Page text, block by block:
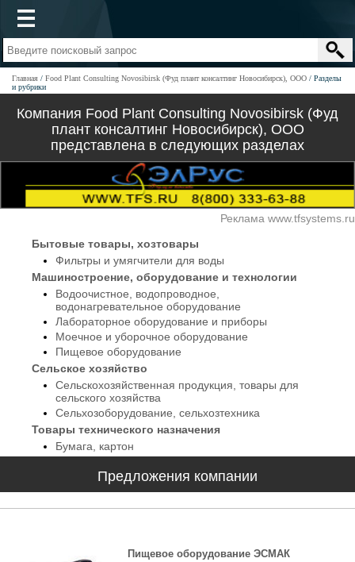
Главная Food Plant Consulting Novosibirsk (Фуд плант консалтинг Новосибирск), ООО
Разделы
и рубрики
Компания Food Plant Consulting Novosibirsk (Фуд
плант консалтинг Новосибирск), ООО
представлена в следующих разделах
Реклама www.tfsystems.ru
Бытовые товары, хозтовары
Фильтры и умягчители для воды
Машиностроение, оборудование и технологии
Водоочистное, водопроводное,
водонагревательное оборудование
Лабораторное оборудование и приборы
Моечное и уборочное оборудование
Пищевое оборудование
Сельское хозяйство
Сельскохозяйственная продукция, товары для
сельского хозяйства
Сельхозоборудование, сельхозтехника
Товары технического назначения
Бумага, картон
Предложения компании
Пищевое оборудование ЭСМАК